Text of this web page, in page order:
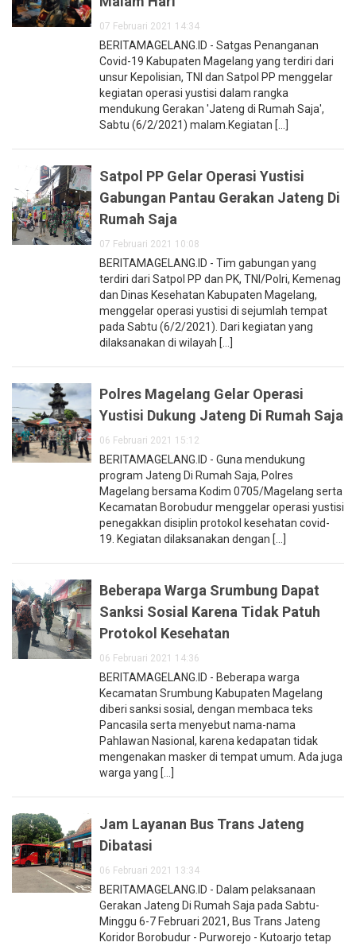
07 Februari 2021 14:34
BERITAMAGELANG.ID - Satgas Penanganan
Covid-19 Kabupaten Magelang yang terdiri dari
unsur Kepolisian, TNI dan Satpol PP menggelar
kegiatan operasi yustisi dalam rangka
mendukung Gerakan 'Jateng di Rumah Saja',
Sabtu (6/2/2021) malam.Kegiatan [...]
Satpol PP Gelar Operasi Yustisi
Gabungan Pantau Gerakan Jateng Di
Rumah Saja
07 Februari 2021 10:08
BERITAMAGELANG.ID - Tim gabungan yang
terdiri dari Satpol PP dan PK, TNI/Polri, Kemenag
dan Dinas Kesehatan Kabupaten Magelang,
menggelar operasi yustisi di sejumlah tempat
pada Sabtu (6/2/2021). Dari kegiatan yang
dilaksanakan di wilayah [...]
Polres Magelang Gelar Operasi
Yustisi Dukung Jateng Di Rumah Saja
06 Februari 2021 15:12
BERITAMAGELANG.ID - Guna mendukung
program Jateng Di Rumah Saja, Polres
Magelang bersama Kodim 0705/Magelang serta
Kecamatan Borobudur menggelar operasi yustisi
penegakkan disiplin protokol kesehatan covid-
19. Kegiatan dilaksanakan dengan [...]
Beberapa Warga Srumbung Dapat
Sanksi Sosial Karena Tidak Patuh
Protokol Kesehatan
06 Februari 2021 14:36
BERITAMAGELANG.ID - Beberapa warga
Kecamatan Srumbung Kabupaten Magelang
diberi sanksi sosial, dengan membaca teks
Pancasila serta menyebut nama-nama
Pahlawan Nasional, karena kedapatan tidak
mengenakan masker di tempat umum. Ada juga
warga yang [...]
Jam Layanan Bus Trans Jateng
Dibatasi
06 Februari 2021 13:34
BERITAMAGELANG.ID - Dalam pelaksanaan
Gerakan Jateng Di Rumah Saja pada Sabtu-
Minggu 6-7 Februari 2021, Bus Trans Jateng
Koridor Borobudur - Purworejo - Kutoarjo tetap